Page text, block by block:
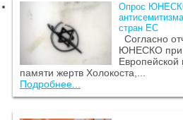
Опрос
стран ЕС
Согласно
ЮНЕСКО при
памяти жертв Холокоста,...
Подробнее...